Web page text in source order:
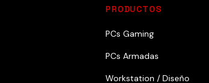
PRODUCTOS
PCs Gaming
PCs Armadas
Workstation / Diseño